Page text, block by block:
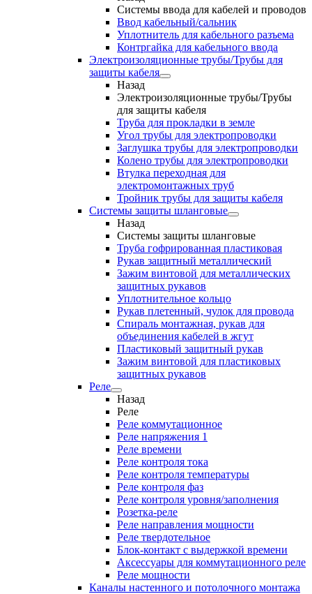
Системы ввода для кабелей и проводов
Ввод кабельный/сальник
Уплотнитель для кабельного разъема
Контргайка для кабельного ввода
Электроизоляционные трубы/Трубы для
защиты кабеля
Назад
Электроизоляционные трубы/Трубы
для защиты кабеля
Труба для прокладки в земле
Угол трубы для электропроводки
Заглушка трубы для электропроводки
Колено трубы для электропроводки
Втулка переходная для
электромонтажных труб
Тройник трубы для защиты кабеля
Системы защиты шланговые
Назад
Системы защиты шланговые
Труба гофрированная пластиковая
Рукав защитный металлический
Зажим винтовой для металлических
защитных рукавов
Уплотнительное кольцо
Рукав плетенный, чулок для провода
Спираль монтажная, рукав для
объединения кабелей в жгут
Пластиковый защитный рукав
Зажим винтовой для пластиковых
защитных рукавов
Реле
Назад
Реле
Реле коммутационное
Реле напряжения 1
Реле времени
Реле контроля тока
Реле контроля температуры
Реле контроля фаз
Реле контроля уровня/заполнения
Розетка-реле
Реле направления мощности
Реле твердотельное
Блок-контакт с выдержкой времени
Аксессуары для коммутационного реле
Реле мощности
Каналы настенного и потолочного монтажа